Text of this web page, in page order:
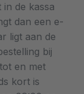
de kassa
dan een e-
ligt aan de
bij
en met
kort is